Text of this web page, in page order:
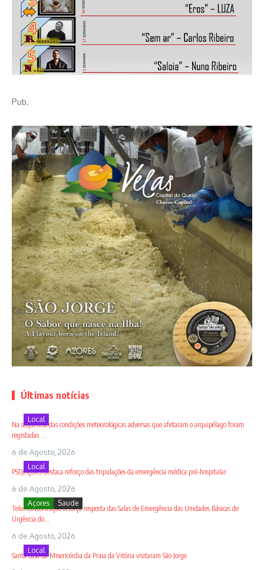
Pub.
Últimas notícias
Local
Na sequência das condições meteorológicas adversas que afetaram o arquipélago foram
registadas ...
6 de Agosto, 2026
Local
PSD/Açores destaca reforço das tripulações da emergência médica pré-hospitalar
6 de Agosto, 2026
Açores Saude
Telemonitorização reforça resposta das Salas de Emergência das Unidades Básicas de
Urgência do...
6 de Agosto, 2026
Local
Santa Casa da Misericórdia da Praia da Vitória visitaram São Jorge